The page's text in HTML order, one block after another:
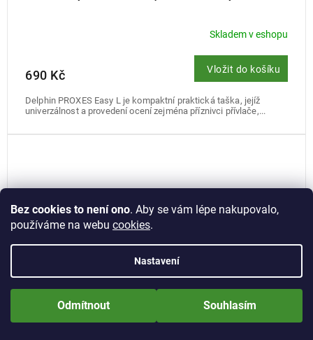
Bez cookies to není ono. Aby se vám lépe nakupovalo,
používáme na webu cookies.
Nastavení
Odmítnout Souhlasím
Nově zaregistrované zákazníci obdrží slevu 5% hned po prvním
přihlášení! Sleva se nevztahuje na jíž zlevněné zboží! Přejeme Vám
Skladem v eshopu
690 Kč Vložit do košíku
Delphin PROXES Easy L je kompaktní praktická taška, jejíž
univerzálnost a provedení ocení zejména příznivci přívlače,...